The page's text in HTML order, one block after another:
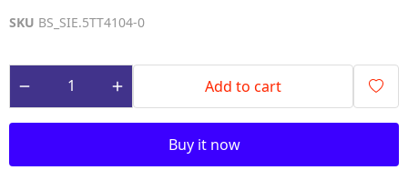
SKU BS_SIE.5TT4104-0
Add to cart
Buy it now